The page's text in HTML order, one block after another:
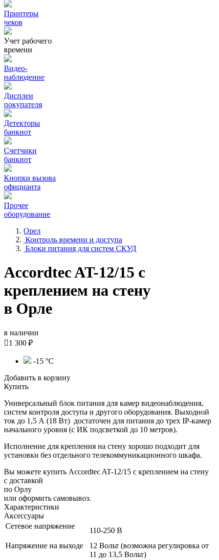
Принтеры
чеков
Учет рабочего
времени
Видео‑
наблюдение
Дисплеи
покупателя
Детекторы
банкнот
Счетчики
банкнот
Кнопки вызова
официанта
Прочее
оборудование
Орел
Контроль времени и доступа
Блоки питания для систем СКУД
Accordtec AT-12/15 с
креплением на стену
в Орле
в наличии
1 300 ₽
-15 °С
Добавить в корзину
Купить
Универсальный блок питания для камер видеонаблюдения,
систем контроля доступа и другого оборудования. Выходной
ток до 1,5 А (18 Вт) достаточен для питания до трех IP-камер
начального уровня (с ИК подсветкой до 10 метров).
Исполнение для крепления на стену хорошо подходит для
установки без отдельного телекоммуникационного шкафа.
Вы можете купить Accordtec AT-12/15 с креплением на стену
с доставкой
по Орлу
или оформить самовывоз.
Характеристики
Аксессуары
Сетевое напряжение
110-250 В
Напряжение на выходе
12 Вольт (возможна регулировка от
11 до 13,5 Вольт)